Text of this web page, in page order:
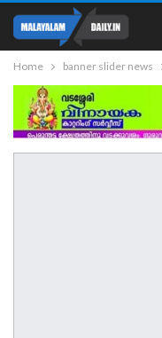
Home banner slider news